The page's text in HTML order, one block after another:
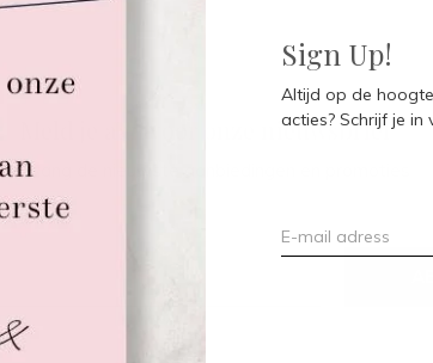
Sign Up!
Altijd op de
acties? Schrijf je in
Meld je aan voor onze nieuwsbrief
Ontvang de nieuwste aanbiedingen en promoties